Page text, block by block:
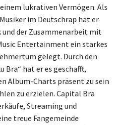
lukrativen Vermögen. Als
im Deutschrap hat er
der Zusammenarbeit mit
Entertainment ein starkes
gelegt. Durch den
Bra“ hat er es geschafft,
Album-Charts präsent zu sein
zu erzielen. Capital Bra
Streaming und
treue Fangemeinde